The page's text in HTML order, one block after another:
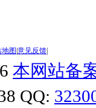
地图 意见反馈
本网站备
QQ: